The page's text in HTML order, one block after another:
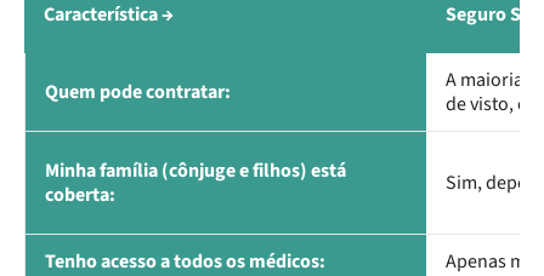
Característica → Seguro
Quem pode contratar:
A maioria
de visto,
Minha família (cônjuge e filhos) está
coberta:
Sim,
Tenho acesso a todos os médicos: Apenas